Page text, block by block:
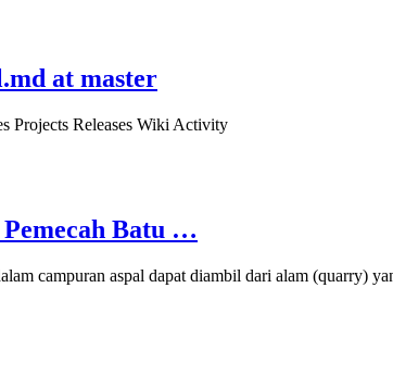
at master
Projects Releases Wiki Activity
Batu …
campuran aspal dapat diambil dari alam (quarry)